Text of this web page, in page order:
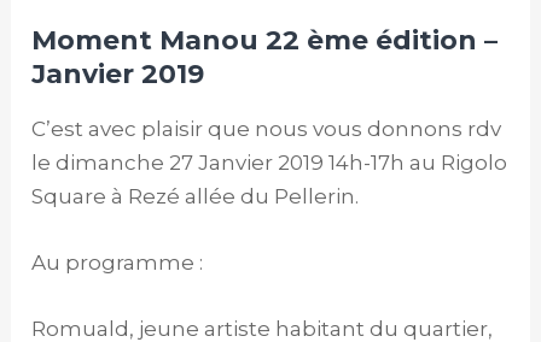
Moment Manou 22 ème édition –
Janvier 2019
C’est avec plaisir que nous vous donnons rdv
le dimanche 27 Janvier 2019 14h-17h au Rigolo
Square à Rezé allée du Pellerin.
Au programme :
Romuald, jeune artiste habitant du quartier,